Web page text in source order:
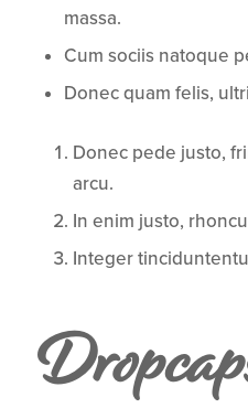
massa.
Cum sociis natoque
Donec quam felis,
Donec pede justo,
arcu.
In enim justo,
Integer